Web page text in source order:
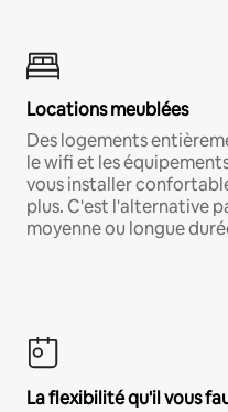
Locations meublées
Des logements
le wifi et les
vous installer
plus. C'est l'alternative
moyenne ou longue
La flexibilité qu'il vous